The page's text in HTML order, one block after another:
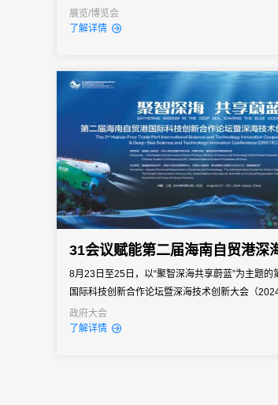
题的良之隆·2026第十四届中国食材电商节，在武
大举办。作为国内餐饮食材领域规模领先、影响力
趋势分享...
展览/博览会
了解详情
31会议赋能第二届海南自贸港深
​8月23日至25日，以“聚智深海共享蔚蓝”为主题的
国际科技创新合作论坛暨深海技术创新大会（
大举行。来自全球21个国家的270多家机构，共
一堂，共同探讨深海科技创新发展路径，擘画海洋
政府大会
了解详情